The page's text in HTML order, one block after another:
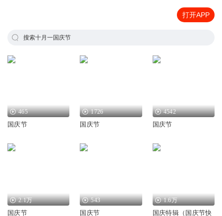
打开APP
搜索十月一国庆节
465
国庆节
1726
国庆节
4542
国庆节
2.1万
国庆节
543
国庆节
1.6万
国庆特辑（国庆节快